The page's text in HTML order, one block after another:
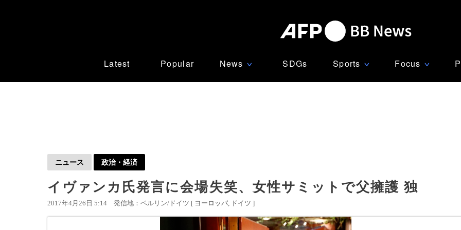
Latest Popular News ∨ SDGs Sports ∨ Focus ∨
ニュース 政治・経済
イヴァンカ氏発言に会場失笑、女性サミットで父擁護 独
2017年4月26日 5:14 発信地：ベルリン/ドイツ [ ヨーロッパ ドイツ ]